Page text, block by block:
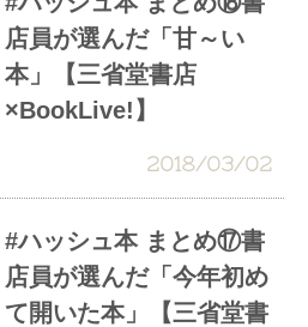
店員が選んだ「甘～い
本」【三省堂書店
×BookLive!】
2018/03/02
#ハッシュ本 まとめ⑰書
店員が選んだ「今年初め
て開いた本」【三省堂書